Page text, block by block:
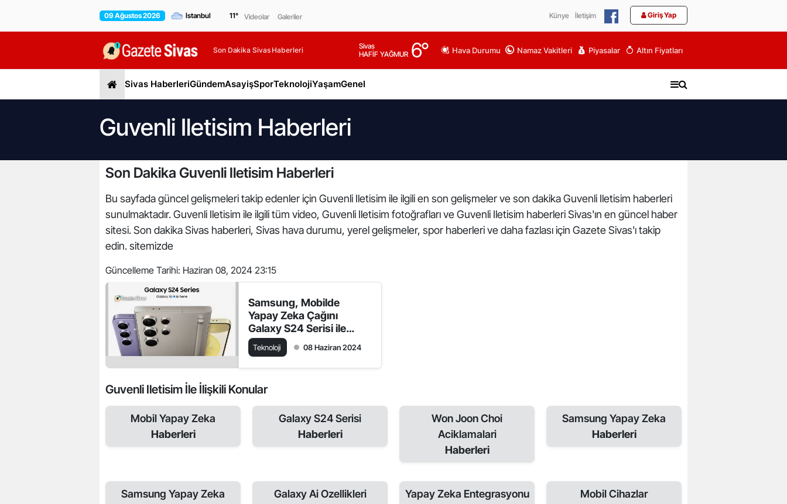
09 Ağustos 2026 11° Videolar Galeriler Künye İletişim Giriş Yap
Son Dakika Sivas Haberleri
Sivas
HAFİF YAĞMUR 6° Hava Durumu Namaz Vakitleri Piyasalar Altın Fiyatları
Sivas HaberleriGündemAsayişSporTeknolojiYaşamGenel
Guvenli Iletisim Haberleri
Son Dakika Guvenli Iletisim Haberleri
Bu sayfada güncel gelişmeleri takip edenler için Guvenli Iletisim ile ilgili en son gelişmeler ve son dakika Guvenli Iletisim haberleri
sunulmaktadır. Guvenli Iletisim ile ilgili tüm video, Guvenli Iletisim fotoğrafları ve Guvenli Iletisim haberleri Sivas'ın en güncel haber
sitesi. Son dakika Sivas haberleri, Sivas hava durumu, yerel gelişmeler, spor haberleri ve daha fazlası için Gazete Sivas'ı takip
edin. sitemizde
Güncelleme Tarihi: Haziran 08, 2024 23:15
Samsung, Mobilde
Yapay Zeka Çağını
Galaxy S24 Serisi ile
Başlatıyor
Teknoloji 08 Haziran 2024
Guvenli Iletisim İle İlişkili Konular
Mobil Yapay Zeka
Haberleri
Galaxy S24 Serisi
Haberleri
Won Joon Choi
Aciklamalari
Haberleri
Samsung Yapay Zeka
Haberleri
Samsung Yapay Zeka
Galaxy Ai Ozellikleri
Yapay Zeka Entegrasyonu
Mobil Cihazlar